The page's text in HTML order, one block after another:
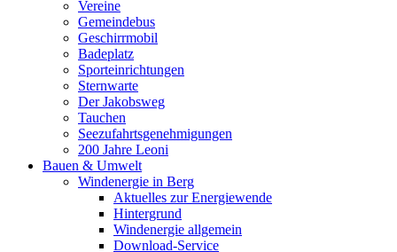
Vereine
Gemeindebus
Geschirrmobil
Badeplatz
Sporteinrichtungen
Sternwarte
Der Jakobsweg
Tauchen
Seezufahrtsgenehmigungen
200 Jahre Leoni
Bauen & Umwelt
Windenergie in Berg
Aktuelles zur Energiewende
Hintergrund
Windenergie allgemein
Download-Service